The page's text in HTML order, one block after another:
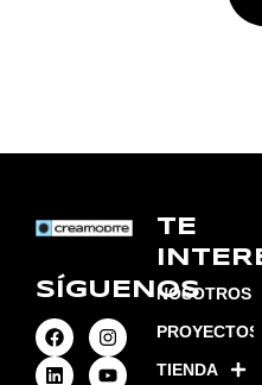
SÍGUENOS
TE
NOSOTROS
PROYECTOS
TIENDA